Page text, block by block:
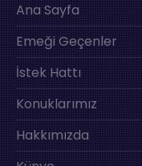
Ana Sayfa
Emeği Geçenler
İstek Hattı
Konuklarımız
Hakkımızda